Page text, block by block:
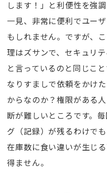
します！」と利便性を強
一見、非常に便利でユー
もしれません。ですが、
理はズサンで、セキュリ
と言っているのと同じこ
なりすましで依頼をかけ
からなのか？権限がある
断が難しいところです。
グ（記録）が残るわけで
在庫数に食い違いが生じ
得ません。